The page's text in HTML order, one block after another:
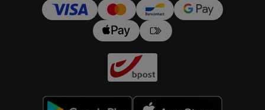
trekken, vindt u in onzeprivacyverklaring.Je vindt het
impressum hier.